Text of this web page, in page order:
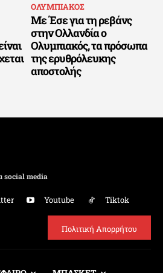
ΟΛΥΜΠΙΑΚΟΣ
Με Έσε για τη ρεβάνς
στην Ολλανδία ο
Ολυμπιακός, τα πρόσωπα
της ερυθρόλευκης
αποστολής
social media
Youtube Tiktok
Πολιτική Απορρήτου